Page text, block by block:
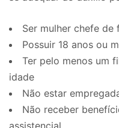
Ser mulher chefe de
Possuir 18 anos ou
Ter pelo menos um
idade
Não estar
Não receber
assistencial